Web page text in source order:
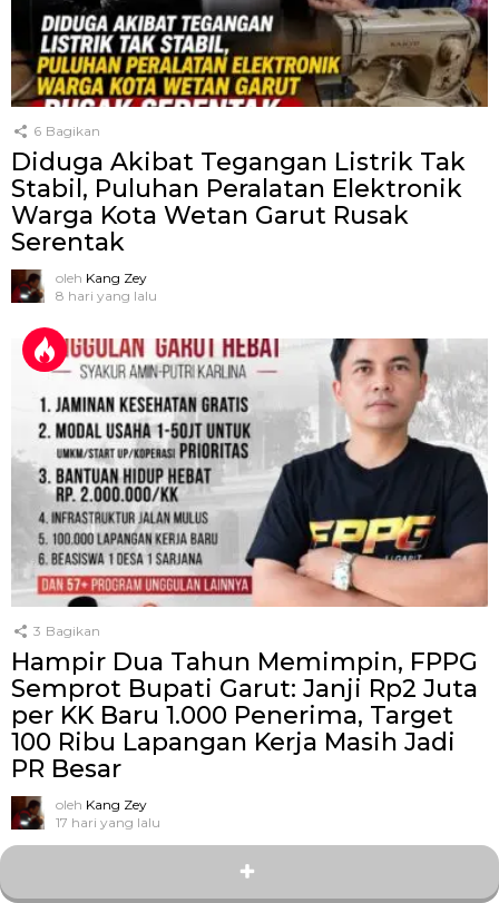
6 Bagikan
Diduga Akibat Tegangan Listrik Tak
Stabil, Puluhan Peralatan Elektronik
Warga Kota Wetan Garut Rusak
Serentak
oleh Kang Zey
8 hari yang lalu
3 Bagikan
Hampir Dua Tahun Memimpin, FPPG
Semprot Bupati Garut: Janji Rp2 Juta
per KK Baru 1.000 Penerima, Target
100 Ribu Lapangan Kerja Masih Jadi
PR Besar
oleh Kang Zey
17 hari yang lalu